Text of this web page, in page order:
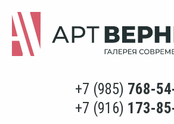
+7 (985) 768-
+7 (916) 173-